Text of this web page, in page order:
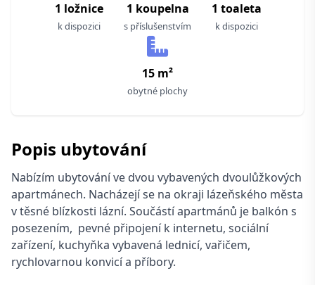
1 ložnice
k dispozici
1 koupelna
s příslušenstvím
1 toaleta
k dispozici
15 m²
obytné plochy
Popis ubytování
Nabízím ubytování ve dvou vybavených dvoulůžkových
apartmánech. Nacházejí se na okraji lázeňského města
v těsné blízkosti lázní. Součástí apartmánů je balkón s
posezením, pevné připojení k internetu, sociální
zařízení, kuchyňka vybavená lednicí, vařičem,
rychlovarnou konvicí a příbory.